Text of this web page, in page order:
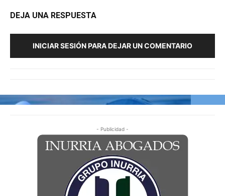
DEJA UNA RESPUESTA
INICIAR SESIÓN PARA DEJAR UN COMENTARIO
- Publicidad -